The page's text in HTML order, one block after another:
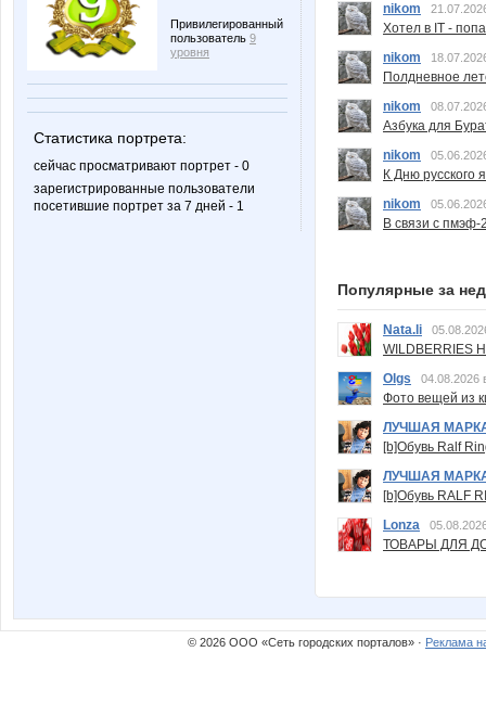
Привилегированный
пользователь 9
уровня
Статистика портрета:
сейчас просматривают портрет - 0
зарегистрированные пользователи
посетившие портрет за 7 дней - 1
nikom
Хотел в IT -
nikom
Полдневное
nikom
Азбука для
nikom
К Дню русского
nikom
В связи с пмэф-
Популярные за
Nata.li
Olgs
04.08.2026
Фото вещей из
ЛУЧШАЯ
[b]Обувь Ralf
ЛУЧШАЯ
[b]Обувь RALF
Lonza
ТОВАРЫ ДЛЯ
© 2026 ООО «Сеть городских порталов» · Реклама